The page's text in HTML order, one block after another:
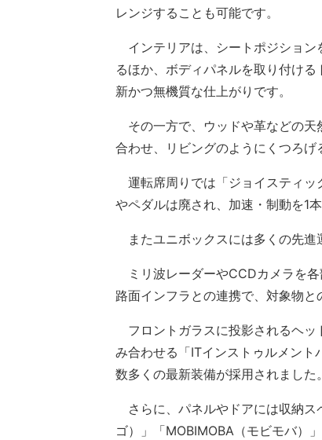
レンジすることも可能です。
インテリアは、シートポジション
るほか、ボディパネルを取り付け
新かつ無機質な仕上がりです。
その一方で、ウッドや革などの天
合わせ、リビングのようにくつろげ
運転席周りでは「ジョイスティッ
やペダルは廃され、加速・制動を1
またユニボックスには多くの先進
ミリ波レーダーやCCDカメラを
路面インフラとの連携で、対象物と
フロントガラスに投影されるヘッ
み合わせる「ITインストゥルメント
数多くの最新装備が採用されました。
さらに、パネルやドアには収納ス
ゴ）」「MOBIMOBA（モビモバ）